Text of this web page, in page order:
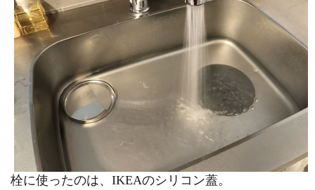
栓に使ったのは、IKEAのシリコン蓋。